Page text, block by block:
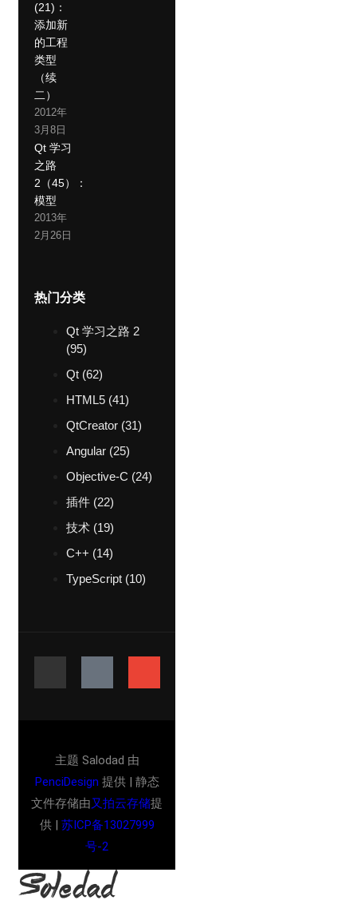
(21)：
添加新
的工程
类型
（续
二）
2012年
3月8日
Qt 学习
之路
2（45）：
模型
2013年
2月26日
热门分类
Qt 学习之路 2
(95)
Qt (62)
HTML5 (41)
QtCreator (31)
Angular (25)
Objective-C (24)
插件 (22)
技术 (19)
C++ (14)
TypeScript (10)
主题 Salodad 由
PenciDesign 提供 | 静态
文件存储由又拍云存储提
供 | 苏ICP备13027999
号-2